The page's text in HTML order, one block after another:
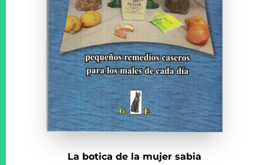
La botica de la mujer sabia